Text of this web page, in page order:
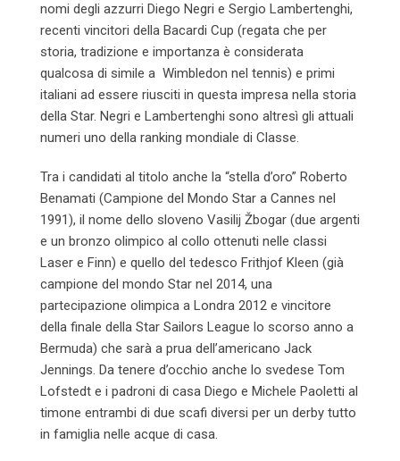
nomi degli azzurri Diego Negri e Sergio Lambertenghi,
recenti vincitori della Bacardi Cup (regata che per
storia, tradizione e importanza è considerata
qualcosa di simile a Wimbledon nel tennis) e primi
italiani ad essere riusciti in questa impresa nella storia
della Star. Negri e Lambertenghi sono altresì gli attuali
numeri uno della ranking mondiale di Classe.
Tra i candidati al titolo anche la “stella d’oro” Roberto
Benamati (Campione del Mondo Star a Cannes nel
1991), il nome dello sloveno Vasilij Žbogar (due argenti
e un bronzo olimpico al collo ottenuti nelle classi
Laser e Finn) e quello del tedesco Frithjof Kleen (già
campione del mondo Star nel 2014, una
partecipazione olimpica a Londra 2012 e vincitore
della finale della Star Sailors League lo scorso anno a
Bermuda) che sarà a prua dell’americano Jack
Jennings. Da tenere d’occhio anche lo svedese Tom
Lofstedt e i padroni di casa Diego e Michele Paoletti al
timone entrambi di due scafi diversi per un derby tutto
in famiglia nelle acque di casa.